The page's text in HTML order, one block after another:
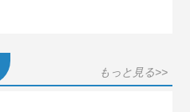
もっと見る>>